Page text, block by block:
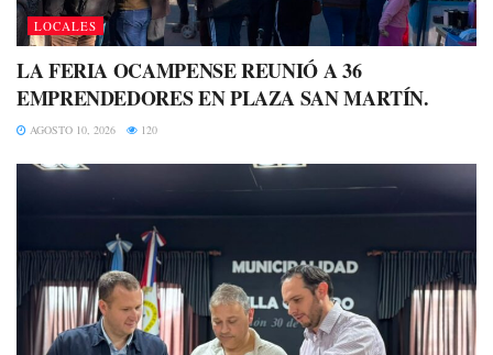
LOCALES
LA FERIA OCAMPENSE REUNIÓ A 36
EMPRENDEDORES EN PLAZA SAN MARTÍN.
AGOSTO 10, 2026 120